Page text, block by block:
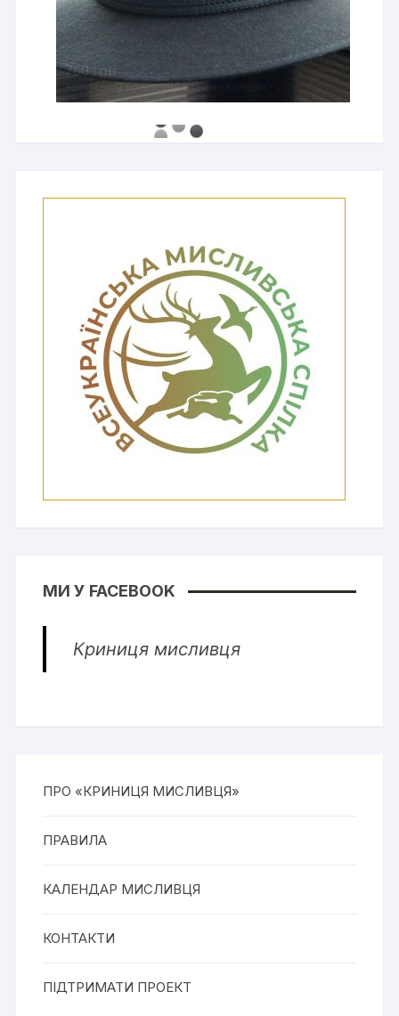
760 грн
Авторський бронзовий значок «Козуля»
МИ У FACEBOOK
Криниця мисливця
ПРО «КРИНИЦЯ МИСЛИВЦЯ»
ПРАВИЛА
КАЛЕНДАР МИСЛИВЦЯ
КОНТАКТИ
ПІДТРИМАТИ ПРОЕКТ